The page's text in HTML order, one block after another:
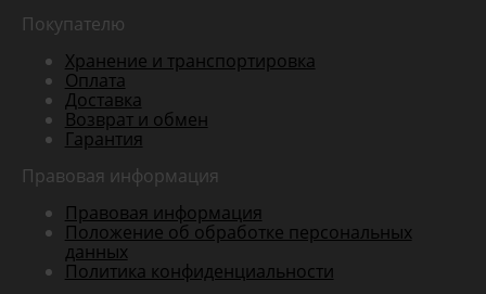
Покупателю
Хранение и транспортировка
Оплата
Доставка
Возврат и обмен
Гарантия
Правовая информация
Правовая информация
Положение об обработке персональных
данных
Политика конфиденциальности